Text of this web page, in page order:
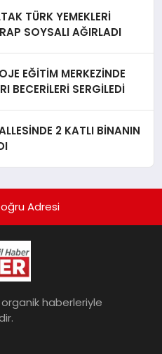
TÜRK YEMEKLERİ
SOYSALI AĞIRLADI
EĞİTİM MERKEZİNDE
BECERİLERİ SERGİLEDİ
2 KATLI BİNANIN
Adresi
haberleriyle